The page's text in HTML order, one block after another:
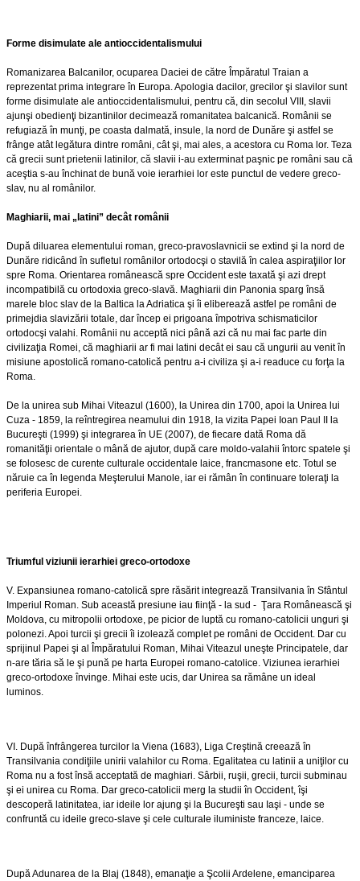
Forme disimulate ale antioccidentalismului
Romanizarea Balcanilor, ocuparea Daciei de către Împăratul Traian a
reprezentat prima integrare în Europa. Apologia dacilor, grecilor şi slavilor sunt
forme disimulate ale antioccidentalismului, pentru că, din secolul VIII, slavii
ajunşi obedienţi bizantinilor decimează romanitatea balcanică. Românii se
refugiază în munţi, pe coasta dalmată, insule, la nord de Dunăre şi astfel se
frânge atât legătura dintre români, cât şi, mai ales, a acestora cu Roma lor. Teza
că grecii sunt prietenii latinilor, că slavii i-au exterminat paşnic pe români sau că
aceştia s-au închinat de bună voie ierarhiei lor este punctul de vedere greco-
slav, nu al românilor.
Maghiarii, mai „latini” decât românii
După diluarea elementului roman, greco-pravoslavnicii se extind şi la nord de
Dunăre ridicând în sufletul românilor ortodocşi o stavilă în calea aspiraţiilor lor
spre Roma. Orientarea românească spre Occident este taxată şi azi drept
incompatibilă cu ortodoxia greco-slavă. Maghiarii din Panonia sparg însă
marele bloc slav de la Baltica la Adriatica şi îi eliberează astfel pe români de
primejdia slavizării totale, dar încep ei prigoana împotriva schismaticilor
ortodocşi valahi. Românii nu acceptă nici până azi că nu mai fac parte din
civilizaţia Romei, că maghiarii ar fi mai latini decât ei sau că ungurii au venit în
misiune apostolică romano-catolică pentru a-i civiliza şi a-i readuce cu forţa la
Roma.
De la unirea sub Mihai Viteazul (1600), la Unirea din 1700, apoi la Unirea lui
Cuza - 1859, la reîntregirea neamului din 1918, la vizita Papei Ioan Paul II la
Bucureşti (1999) şi integrarea în UE (2007), de fiecare dată Roma dă
romanităţii orientale o mână de ajutor, după care moldo-valahii întorc spatele şi
se folosesc de curente culturale occidentale laice, francmasone etc. Totul se
năruie ca în legenda Meşterului Manole, iar ei rămân în continuare toleraţi la
periferia Europei.
Triumful viziunii ierarhiei greco-ortodoxe
V. Expansiunea romano-catolică spre răsărit integrează Transilvania în Sfântul
Imperiul Roman. Sub această presiune iau fiinţă - la sud - Ţara Românească şi
Moldova, cu mitropolii ortodoxe, pe picior de luptă cu romano-catolicii unguri şi
polonezi. Apoi turcii şi grecii îi izolează complet pe români de Occident. Dar cu
sprijinul Papei şi al Împăratului Roman, Mihai Viteazul uneşte Principatele, dar
n-are tăria să le şi pună pe harta Europei romano-catolice. Viziunea ierarhiei
greco-ortodoxe învinge. Mihai este ucis, dar Unirea sa rămâne un ideal
luminos.
VI. După înfrângerea turcilor la Viena (1683), Liga Creştină creează în
Transilvania condiţiile unirii valahilor cu Roma. Egalitatea cu latinii a uniţilor cu
Roma nu a fost însă acceptată de maghiari. Sârbii, ruşii, grecii, turcii subminau
şi ei unirea cu Roma. Dar greco-catolicii merg la studii în Occident, îşi
descoperă latinitatea, iar ideile lor ajung şi la Bucureşti sau Iaşi - unde se
confruntă cu ideile greco-slave şi cele culturale iluministe franceze, laice.
După Adunarea de la Blaj (1848), emanaţie a Şcolii Ardelene, emanciparea